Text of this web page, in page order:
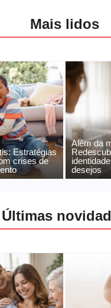
Mais lidos
Estratégias
crises de
Além da
desejos
Últimas